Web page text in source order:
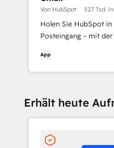
Von HubSpot 527 Tsd.
Holen Sie HubSpot in
Posteingang – mit
App
Erhält heute